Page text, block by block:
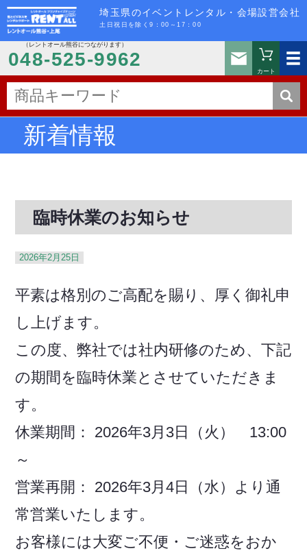
埼玉県のイベントレンタル・会場設営会社
土日祝日を除く9：00～17：00
（レントオール熊谷につながります）
048-525-9962 お問い
カート
新着情報
臨時休業のお知らせ
2026年2月25日
平素は格別のご高配を賜り、厚く御礼申
し上げます。
この度、弊社では社内研修のため、下記
の期間を臨時休業とさせていただきま
す。
休業期間： 2026年3月3日（火） 13:00
～
営業再開： 2026年3月4日（水）より通
常営業いたします。
お客様には大変ご不便・ご迷惑をおか